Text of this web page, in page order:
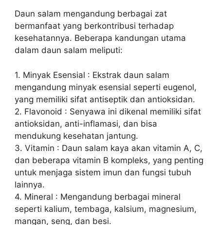
Daun salam mengandung berbagai zat
bermanfaat yang berkontribusi terhadap
kesehatannya. Beberapa kandungan utama
dalam daun salam meliputi:
1. Minyak Esensial : Ekstrak daun salam
mengandung minyak esensial seperti eugenol,
yang memiliki sifat antiseptik dan antioksidan.
2. Flavonoid : Senyawa ini dikenal memiliki sifat
antioksidan, anti-inflamasi, dan bisa
mendukung kesehatan jantung.
3. Vitamin : Daun salam kaya akan vitamin A, C,
dan beberapa vitamin B kompleks, yang penting
untuk menjaga sistem imun dan fungsi tubuh
lainnya.
4. Mineral : Mengandung berbagai mineral
seperti kalium, tembaga, kalsium, magnesium,
mangan, seng, dan besi.